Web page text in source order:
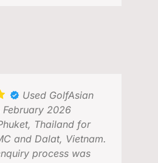
Used GolfAsian
2026
Thailand for
and Dalat, Vietnam.
process was